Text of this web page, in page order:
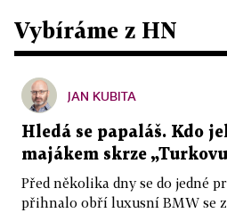
Vybíráme z HN
JAN KUBITA
Hledá se papaláš. Kdo
majákem skrze
Před několika dny se do jedné
přihnalo obří luxusní BMW se